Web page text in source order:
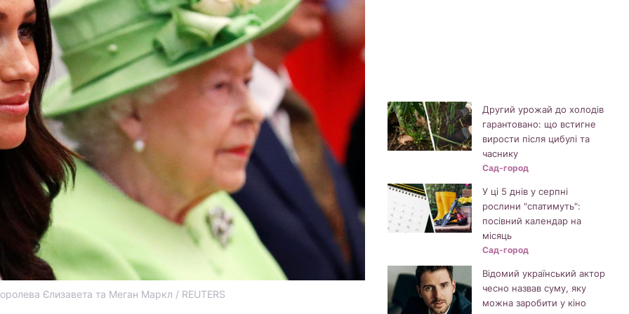
Єлизавета та Меган Маркл / REUTERS
Другий урожай до холодів
гарантовано: що встигне
вирости після цибулі та
часнику
Сад-город
У ці 5 днів у серпні
рослини "спатимуть":
посівний календар на
місяць
Сад-город
Відомий український актор
чесно назвав суму, яку
можна заробити у кіно